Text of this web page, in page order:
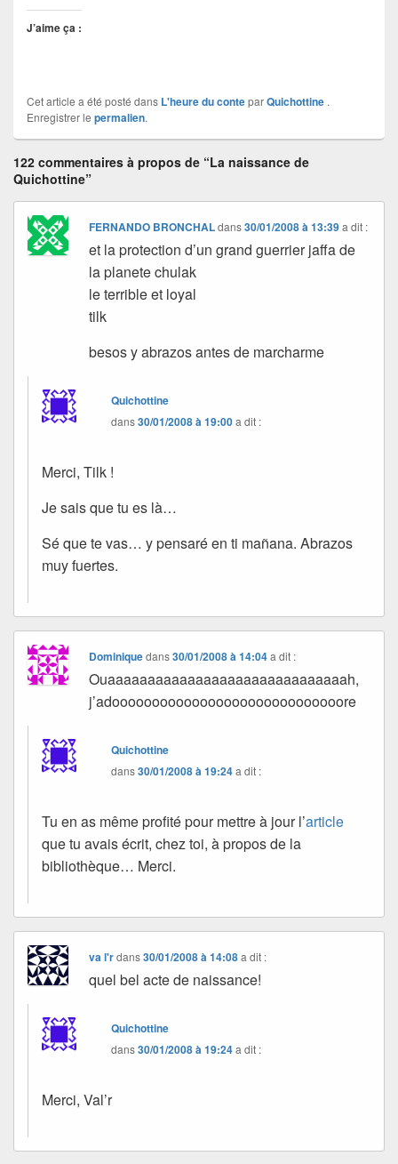
J’aime ça :
Cet article a été posté dans L'heure du conteparQuichottine .
Enregistrer le permalien.
122 commentaires à propos de “La naissance de
Quichottine”
FERNANDO BRONCHALdans30/01/2008 à 13:39 a dit :
et la protection d’un grand guerrier jaffa de
la planete chulak
le terrible et loyal
tilk
besos y abrazos antes de marcharme
Quichottine
dans30/01/2008 à 19:00a dit :
Merci, Tilk !
Je sais que tu es là…
Sé que te vas… y pensaré en ti mañana. Abrazos
muy fuertes.
Dominiquedans30/01/2008 à 14:04 a dit :
Ouaaaaaaaaaaaaaaaaaaaaaaaaaaaaaah,
j’adooooooooooooooooooooooooooooore
Quichottine
dans30/01/2008 à 19:24a dit :
Tu en as même profité pour mettre à jour l’article
que tu avais écrit, chez toi, à propos de la
bibliothèque… Merci.
va l'rdans30/01/2008 à 14:08 a dit :
quel bel acte de naissance!
Quichottine
dans30/01/2008 à 19:24a dit :
Merci, Val’r